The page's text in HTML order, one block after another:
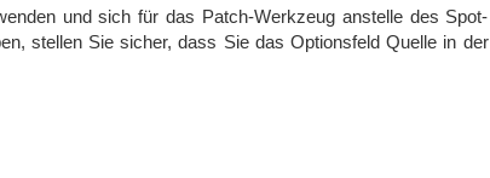
und sich für das Patch-Werkzeug anstelle des Spot-
stellen Sie sicher, dass Sie das Optionsfeld Quelle in der